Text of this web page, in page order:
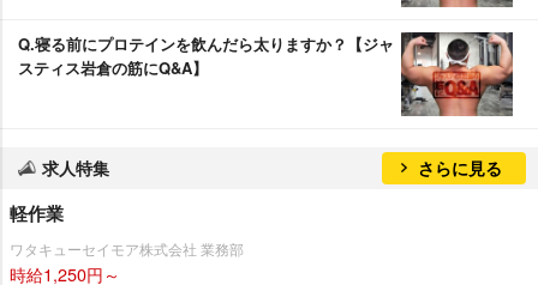
Q.寝る前にプロテインを飲んだら太りますか？【ジャ
スティス岩倉の筋にQ&A】
求人特集 さらに見る
軽作業
ワタキューセイモア株式会社 業務部
時給1,250円～